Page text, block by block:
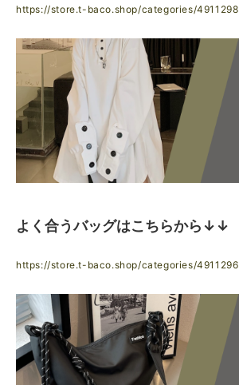
https://store.t-baco.shop/categories/4911298
よく合うバッグはこちらから↓↓
https://store.t-baco.shop/categories/4911296